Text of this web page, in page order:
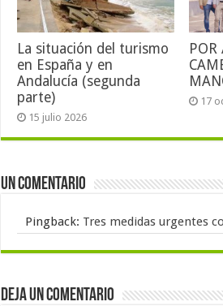
La situación del turismo
en España y en
Andalucía (segunda
parte)
15 julio 2026
POR
17
Un comentario
Pingback: Tres medidas urgentes
Deja un comentario